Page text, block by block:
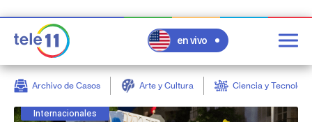
en vivo
Archivo de Casos Arte y Cultura Ciencia y
Internacionales
post